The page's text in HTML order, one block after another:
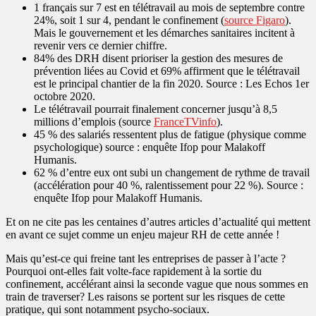
1 français sur 7 est en télétravail au mois de septembre contre
24%, soit 1 sur 4, pendant le confinement (source Figaro).
Mais le gouvernement et les démarches sanitaires incitent à
revenir vers ce dernier chiffre.
84% des DRH disent prioriser la gestion des mesures de
prévention liées au Covid et 69% affirment que le télétravail
est le principal chantier de la fin 2020. Source : Les Echos 1er
octobre 2020.
Le télétravail pourrait finalement concerner jusqu’à 8,5
millions d’emplois (source FranceTVinfo).
45 % des salariés ressentent plus de fatigue (physique comme
psychologique) source : enquête Ifop pour Malakoff
Humanis.
62 % d’entre eux ont subi un changement de rythme de travail
(accélération pour 40 %, ralentissement pour 22 %). Source :
enquête Ifop pour Malakoff Humanis.
Et on ne cite pas les centaines d’autres articles d’actualité qui mettent
en avant ce sujet comme un enjeu majeur RH de cette année !
Mais qu’est-ce qui freine tant les entreprises de passer à l’acte ?
Pourquoi ont-elles fait volte-face rapidement à la sortie du
confinement, accélérant ainsi la seconde vague que nous sommes en
train de traverser? Les raisons se portent sur les risques de cette
pratique, qui sont notamment psycho-sociaux.